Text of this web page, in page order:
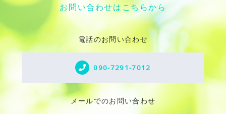
お問い合わせはこちらから
電話のお問い合わせ
090-7291-7012
メールでのお問い合わせ